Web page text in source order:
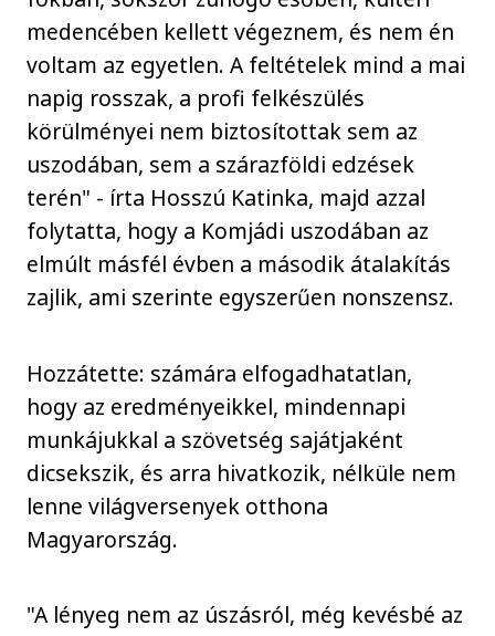
medencében kellett végeznem, és nem én
voltam az egyetlen. A feltételek mind a mai
napig rosszak, a profi felkészülés
körülményei nem biztosítottak sem az
uszodában, sem a szárazföldi edzések
terén" - írta Hosszú Katinka, majd azzal
folytatta, hogy a Komjádi uszodában az
elmúlt másfél évben a második átalakítás
zajlik, ami szerinte egyszerűen nonszensz.
Hozzátette: számára elfogadhatatlan,
hogy az eredményeikkel, mindennapi
munkájukkal a szövetség sajátjaként
dicsekszik, és arra hivatkozik, nélküle nem
lenne világversenyek otthona
Magyarország.
"A lényeg nem az úszásról, még kevésbé az